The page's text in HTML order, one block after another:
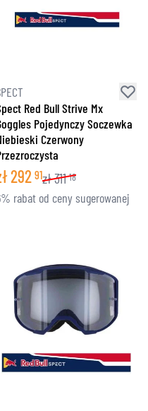
Red Bull Strive Mx
Pojedynczy Soczewka
Czerwony
292 91zł311 18
rabat od ceny sugerowanej